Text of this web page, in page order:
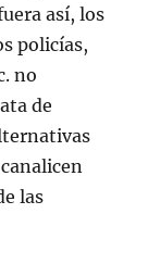
así, los
policías,
no
de
las